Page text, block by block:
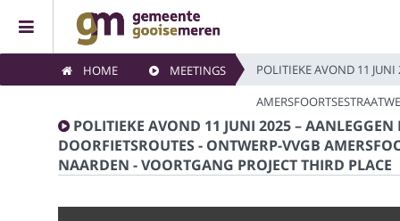
Home
Meetings
HOME MEETINGS
POLITIEKE AVOND 11
POLITIEKE AVOND 11 JUNI 2025 – AANLEGGEN
DOORFIETSROUTES - ONTWERP-VVGB
NAARDEN - VOORTGANG PROJECT THIRD PLACE